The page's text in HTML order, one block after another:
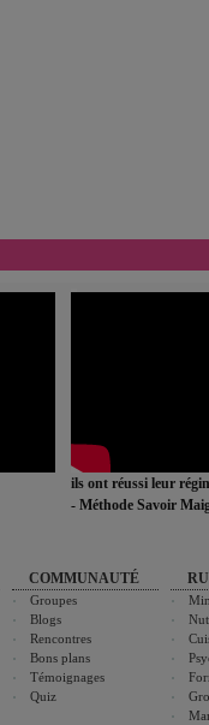
ils ont réussi leur
- Méthode Savoir
COMMUNAUTÉ
Groupes
Blogs
Rencontres
Bons plans
Témoignages
Quiz